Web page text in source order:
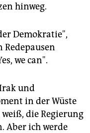
hinweg.
Demokratie",
we can".
und
in der Wüste
die Regierung
Aber ich werde